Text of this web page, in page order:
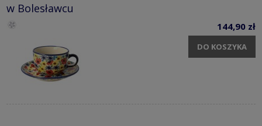
w Bolesławcu
144,90 zł
DO KOSZYKA